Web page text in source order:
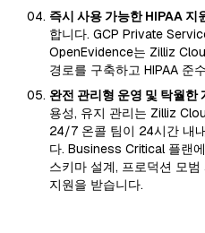
즉시 사용 가능한 HIPAA 지
합니다. GCP Private
OpenEvidence는 Zilliz
경로를 구축하고 HIPAA 준
완전 관리형 운영 및 탁월한
용성, 유지 관리는 Zilliz
24/7 온콜 팀이 24시간 내
다. Business Critical 플랜
스키마 설계, 프로덕션 모
지원을 받습니다.